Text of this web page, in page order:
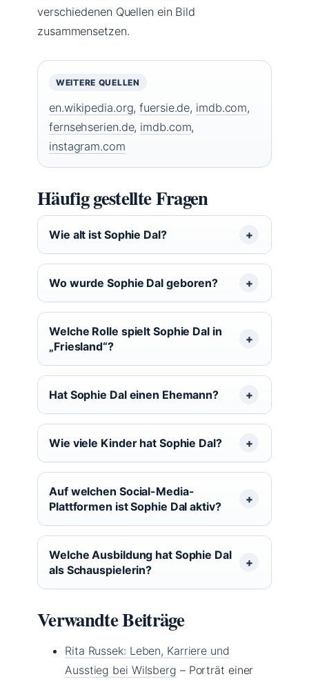
verschiedenen Quellen ein Bild
zusammensetzen.
WEITERE QUELLEN
en.wikipedia.org,fuersie.de, imdb.com,
fernsehserien.de, imdb.com,
instagram.com
Häufig gestellte Fragen
Wie alt ist Sophie Dal?
Wo wurde Sophie Dal geboren?
Welche Rolle spielt Sophie Dal in
„Friesland“?
Hat Sophie Dal einen Ehemann?
Wie viele Kinder hat Sophie Dal?
Auf welchen Social-Media-
Plattformen ist Sophie Dal aktiv?
Welche Ausbildung hat Sophie Dal
als Schauspielerin?
Verwandte Beiträge
Rita Russek: Leben, Karriere und
Ausstieg bei Wilsberg – Porträt einer